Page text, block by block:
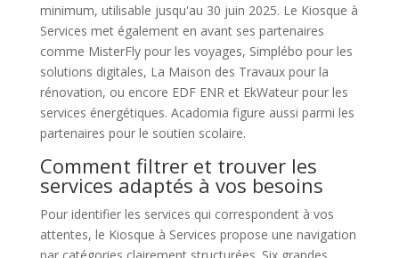
minimum, utilisable jusqu'au 30 juin 2025. Le Kiosque à
Services met également en avant ses partenaires
comme MisterFly pour les voyages, Simplébo pour les
solutions digitales, La Maison des Travaux pour la
rénovation, ou encore EDF ENR et EkWateur pour les
services énergétiques. Acadomia figure aussi parmi les
partenaires pour le soutien scolaire.
Comment filtrer et trouver les
services adaptés à vos besoins
Pour identifier les services qui correspondent à vos
attentes, le Kiosque à Services propose une navigation
par catégories clairement structurées. Six grandes